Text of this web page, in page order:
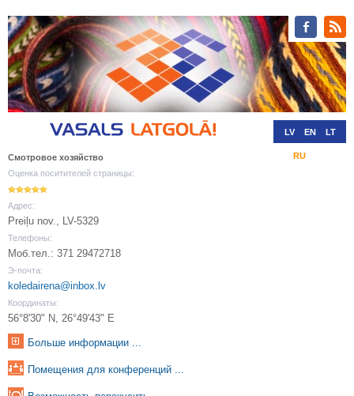
LV EN LT
RU
Смотровое хозяйство
Оценка поситителей страницы:
Адрес:
Preiļu nov., LV-5329
Телефоны:
Моб.тел.: 371 29472718
Э-почта:
koledairena@inbox.lv
Координаты:
56°8'30" N, 26°49'43" E
Больше информации ...
Помещения для конференций ...